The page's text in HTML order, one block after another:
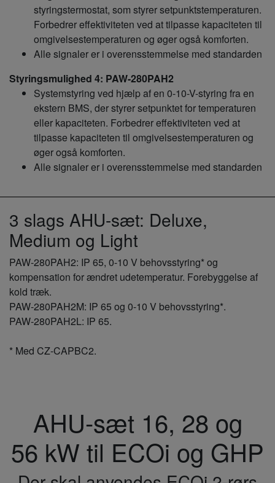
styringstermostat, som styrer setpunktstemperaturen.
Forbedrer effektiviteten ved at tilpasse kapaciteten til
omgivelsestemperaturen og øger også komforten.
Alle signaler er i overensstemmelse med standarden
Styringsmulighed 4: PAW-280PAH2
Systemstyring ved hjælp af en 0-10-V-styring fra en
ekstern BMS, der styrer setpunktet for temperaturen
eller kapaciteten. Forbedrer effektiviteten ved at
tilpasse kapaciteten til omgivelsestemperaturen og
øger også komforten.
Alle signaler er i overensstemmelse med standarden
3 slags AHU-sæt: Deluxe,
Medium og Light
PAW-280PAH2: IP 65, 0-10 V behovsstyring* og
kompensation for ændret udetemperatur. Forebyggelse af
kold træk.
PAW-280PAH2M: IP 65 og 0-10 V behovsstyring*.
PAW-280PAH2L: IP 65.
* Med CZ-CAPBC2.
AHU-sæt 16, 28 og
56 kW til ECOi og GHP